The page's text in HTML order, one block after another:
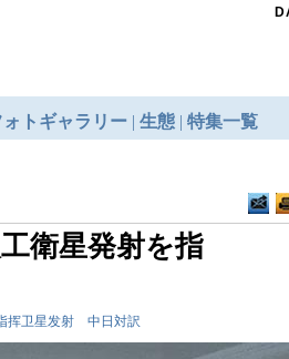
衛星発射を指
挥卫星发射 中日対訳